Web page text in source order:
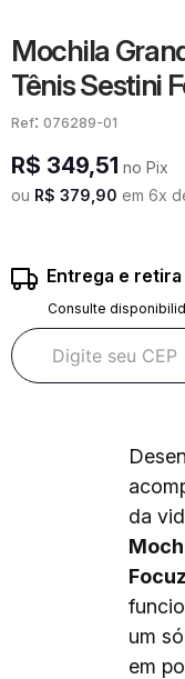
Mochila
Tênis Sestini
: 076289-01
R$ 349,51 no Pix
ou R$ 379 90 em 6x
Entrega e retira
Consulte
da
um
em